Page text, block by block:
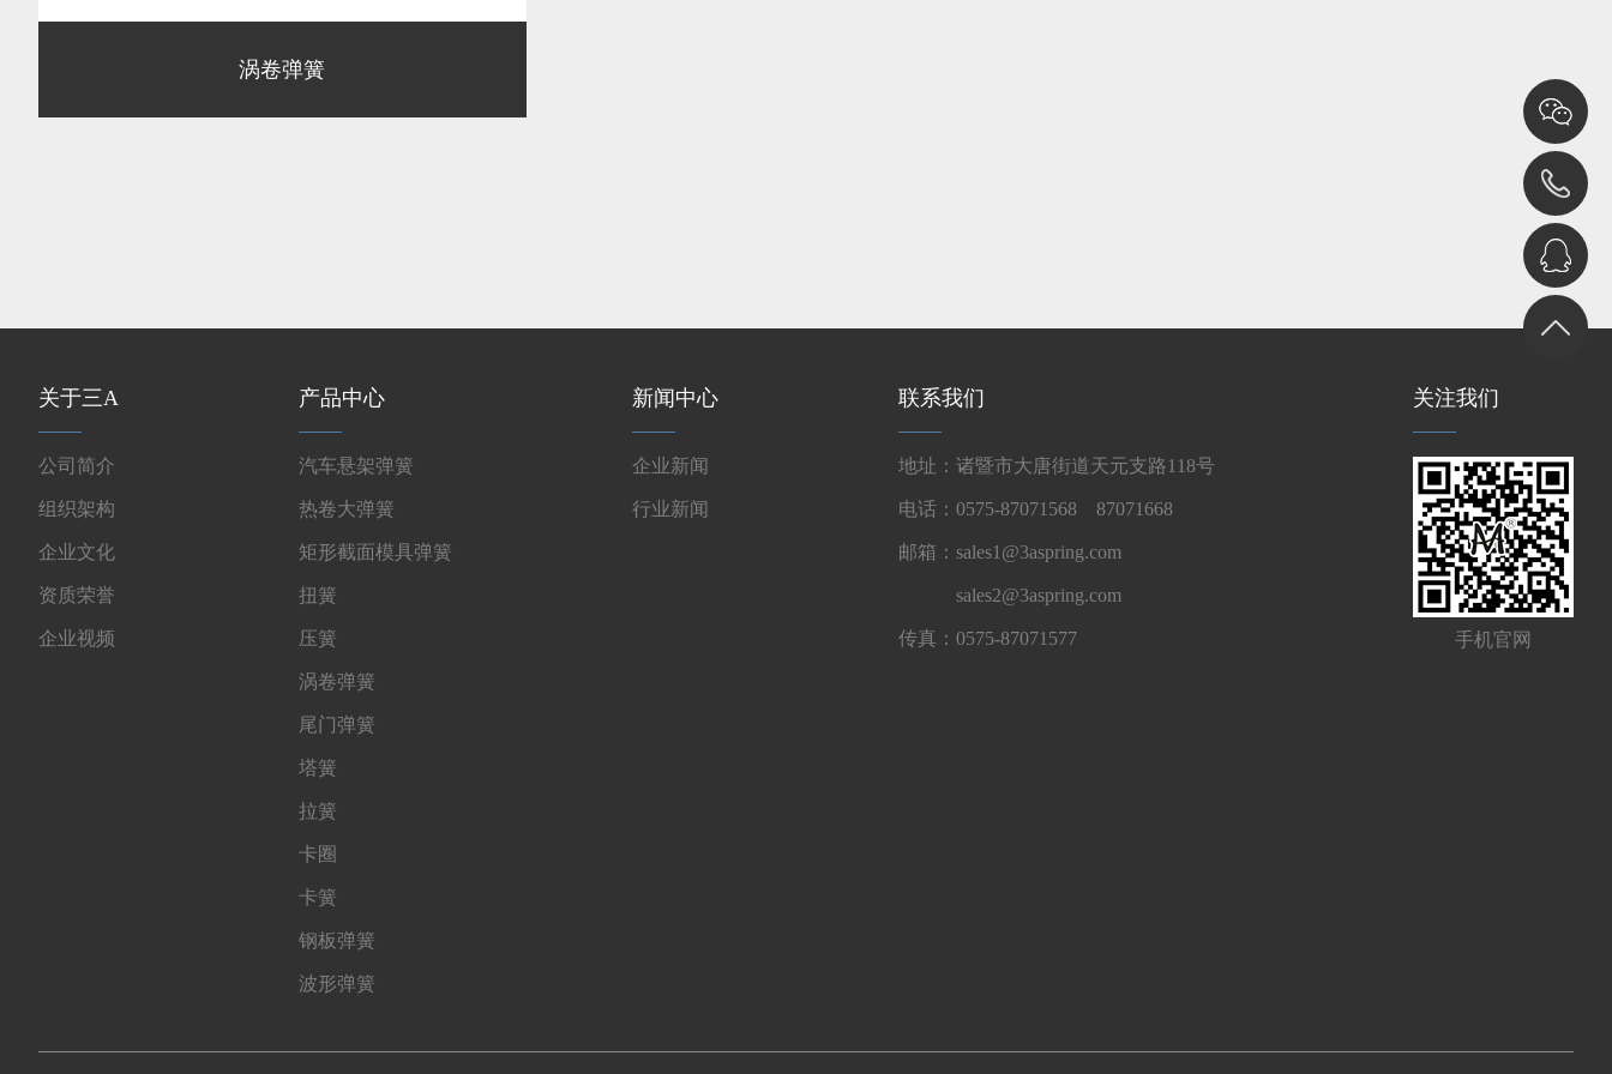
涡卷弹簧
关于三A
公司简介
组织架构
企业文化
资质荣誉
企业视频
产品中心
汽车悬架弹簧
热卷大弹簧
矩形截面模具弹簧
扭簧
压簧
涡卷弹簧
尾门弹簧
塔簧
拉簧
卡圈
卡簧
钢板弹簧
波形弹簧
新闻中心
企业新闻
行业新闻
联系我们
地址：诸暨市大唐街道天元支路118号
电话：0575-87071568 87071668
邮箱：sales1@3aspring.com
sales2@3aspring.com
传真：0575-87071577
关注我们
手机官网